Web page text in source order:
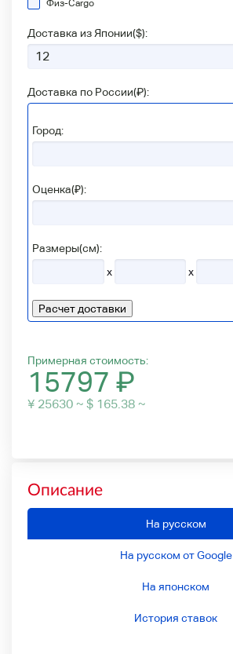
Физ-Сargo
Доставка из Японии($):
Доставка по России(₽):
Город:
Оценка(₽):
Размеры(см):
x
x
Расчет доставки
Примерная стоимость:
15797 ₽
¥ 25630 ~ $ 165.38 ~
Описание
На русском
На русском от Google
На японском
История ставок